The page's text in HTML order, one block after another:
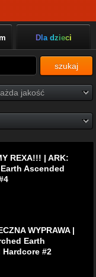
Dla dzieci
szukaj
REXA!!! | ARK:
Ascended
WYPRAWA |
Earth
#2